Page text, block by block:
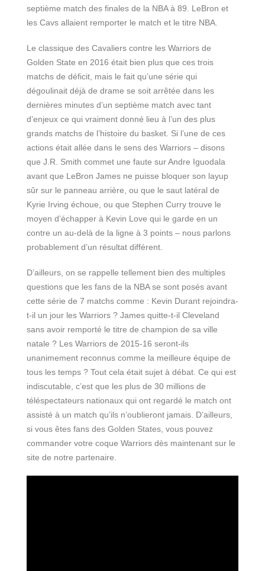
septième match des finales de la NBA à 89. LeBron et
les Cavs allaient remporter le match et le titre NBA.
Le classique des Cavaliers contre les Warriors de
Golden State en 2016 était bien plus que ces trois
matchs de déficit, mais le fait qu’une série qui
dégoulinait déjà de drame se soit arrêtée dans les
dernières minutes d’un septième match avec tant
d’enjeux ce qui vraiment donné lieu à l’un des plus
grands matchs de l’histoire du basket. Si l’une de ces
actions était allée dans le sens des Warriors – disons
que J.R. Smith commet une faute sur Andre Iguodala
avant que LeBron James ne puisse bloquer son layup
sûr sur le panneau arrière, ou que le saut latéral de
Kyrie Irving échoue, ou que Stephen Curry trouve le
moyen d’échapper à Kevin Love qui le garde en un
contre un au-delà de la ligne à 3 points – nous parlons
probablement d’un résultat différent.
D’ailleurs, on se rappelle tellement bien des multiples
questions que les fans de la NBA se sont posés avant
cette série de 7 matchs comme : Kevin Durant rejoindra-
t-il un jour les Warriors ? James quitte-t-il Cleveland
sans avoir remporté le titre de champion de sa ville
natale ? Les Warriors de 2015-16 seront-ils
unanimement reconnus comme la meilleure équipe de
tous les temps ? Tout cela était sujet à débat. Ce qui est
indiscutable, c’est que les plus de 30 millions de
téléspectateurs nationaux qui ont regardé le match ont
assisté à un match qu’ils n’oublieront jamais. D’ailleurs,
si vous êtes fans des Golden States, vous pouvez
commander votre coque Warriors dès maintenant sur le
site de notre partenaire.